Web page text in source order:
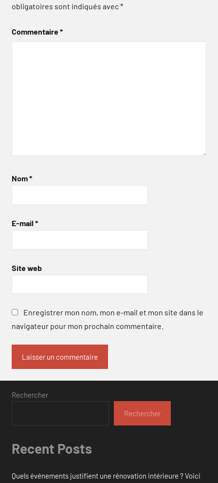
obligatoires sont indiqués avec*
Commentaire*
Nom*
E-mail *
Site web
Enregistrer mon nom, mon e-mail et mon site dans le
navigateur pour mon prochain commentaire.
Rechercher
Rechercher
Recent Posts
Quels événements justifient une rénovation intérieure ? Voici